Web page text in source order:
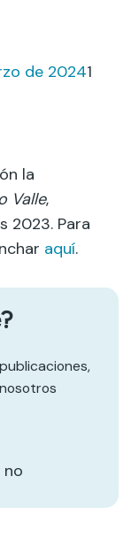
de 20241
la
Valle,
2023. Para
aquí.